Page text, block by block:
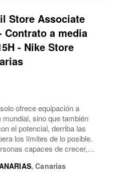
Store Associate
Contrato a media
- Nike Store
ofrece equipación a
mundial, sino que también
el potencial, derriba las
los límites de lo posible.
capaces de crecer,
a aceptar la diversidad y
,Canarias